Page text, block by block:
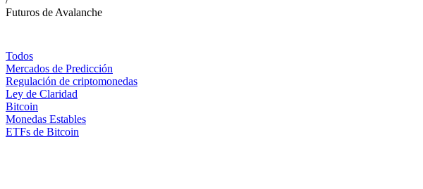
Futuros de Avalanche
Todos
Mercados de Predicción
Regulación de criptomonedas
Ley de Claridad
Bitcoin
Monedas Estables
ETFs de Bitcoin